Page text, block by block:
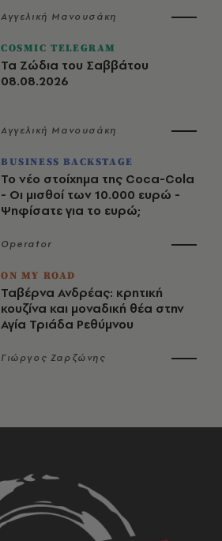
Αγγελική Μανουσάκη
COSMIC TELEGRAM
Τα Ζώδια του Σαββάτου
08.08.2026
Αγγελική Μανουσάκη
BUSINESS BACKSTAGE
Το νέο στοίχημα της Coca-Cola
- Οι μισθοί των 10.000 ευρώ -
Ψηφίσατε για το ευρώ;
Operator
ON MY ROAD
Ταβέρνα Ανδρέας: κρητική
κουζίνα και μοναδική θέα στην
Αγία Τριάδα Ρεθύμνου
Γιώργος Ζαρζώνης